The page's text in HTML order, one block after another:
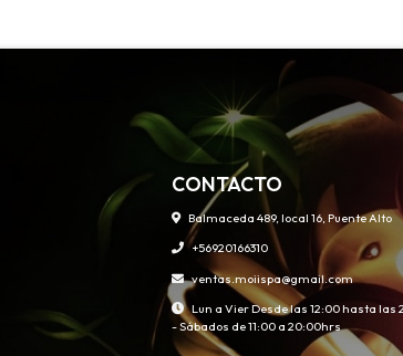
CONTACTO
Balmaceda 489, local 16, Puente Alto
+56920166310
ventas.moiispa@gmail.com
Lun a Vier Desde las 12:00 hasta las
- Sábados de 11:00 a 20:00hrs